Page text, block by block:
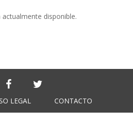
disponible.
LEGAL CONTACTO